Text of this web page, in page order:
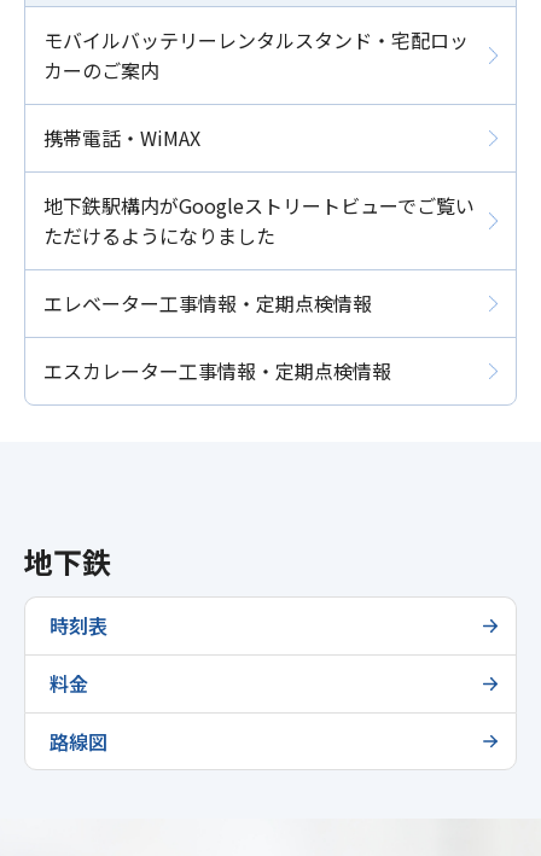
モバイルバッテリーレンタルスタンド・宅配ロッ
カーのご案内
携帯電話・WiMAX
地下鉄駅構内がGoogleストリートビューでご覧い
ただけるようになりました
エレベーター工事情報・定期点検情報
エスカレーター工事情報・定期点検情報
地下鉄
時刻表
料金
路線図